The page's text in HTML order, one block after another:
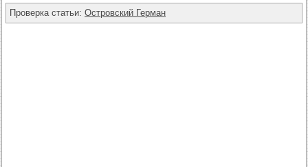
Проверка статьи: Островский Герман